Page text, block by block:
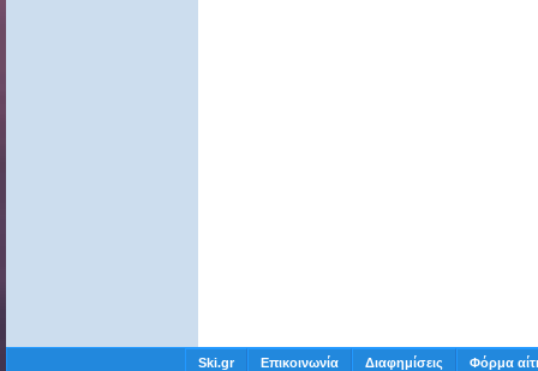
Ski.gr Επικοινωνία Διαφημίσεις Φόρμα